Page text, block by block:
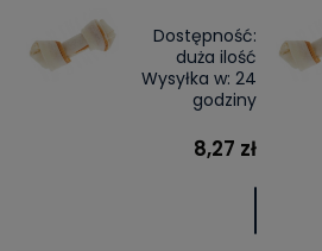
Dostępność:
duża ilość
Wysyłka w: 24
godziny
8,27 zł